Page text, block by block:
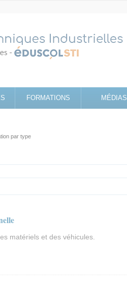
FORMATIONS MÉDIAS
par type
matériels et des véhicules.